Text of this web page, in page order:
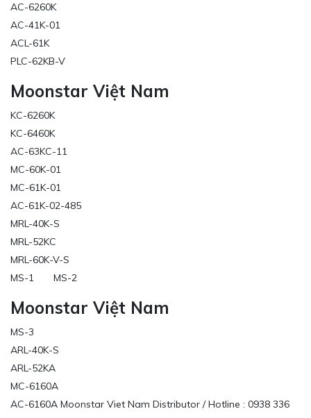
AC-6260K
AC-41K-01
ACL-61K
PLC-62KB-V
Moonstar Việt Nam
KC-6260K
KC-6460K
AC-63KC-11
MC-60K-01
MC-61K-01
AC-61K-02-485
MRL-40K-S
MRL-52KC
MRL-60K-V-S
MS-1 MS-2
Moonstar Việt Nam
MS-3
ARL-40K-S
ARL-52KA
MC-6160A
AC-6160A Moonstar Viet Nam Distributor / Hotline : 0938 336